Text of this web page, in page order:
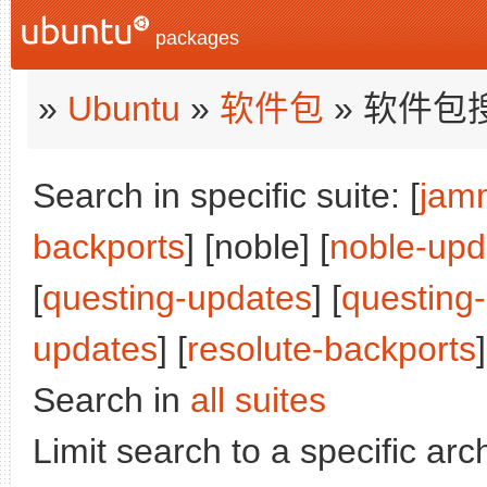
packages
» Ubuntu » 软件包 » 软件包
Search in specific suite: [
backports] [noble] [noble-
[questing-updates] [
updates] [resolute-backports
Search in all suites
Limit search to a specific